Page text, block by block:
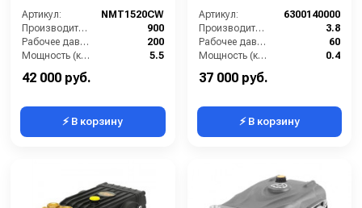
Артикул:
NMT1520CW
Производительность (л/ч):
900
Рабочее давление (бар):
200
Мощность (кВт):
5.5
42 000 руб.
⚡ В корзину
1450 об/мин. Ø 3/4” п.в.
Артикул:
6300140000
Производительность (л/мин):
3.8
Рабочее давление (бар):
60
Мощность (кВт):
0.4
37 000 руб.
⚡ В корзину